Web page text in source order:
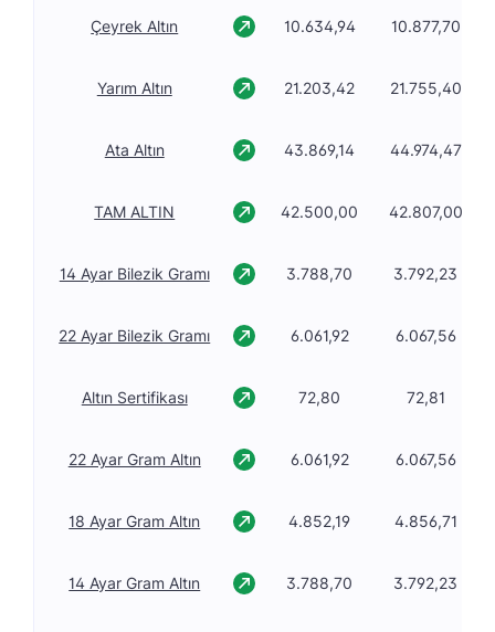
Çeyrek Altın 10.634,94 10.877,70
Yarım Altın 21.203,42 21.755,40
Ata Altın 43.869,14 44.974,47
TAM ALTIN 42.500,00 42.807,00
14 Ayar Bilezik Gramı 3.788,70 3.792,23
22 Ayar Bilezik Gramı 6.061,92 6.067,56
Altın Sertifikası 72,80 72,81
22 Ayar Gram Altın 6.061,92 6.067,56
18 Ayar Gram Altın 4.852,19 4.856,71
14 Ayar Gram Altın 3.788,70 3.792,23